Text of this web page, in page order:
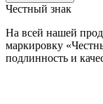
Честный знак
На всей нашей
маркировку
подлинность и